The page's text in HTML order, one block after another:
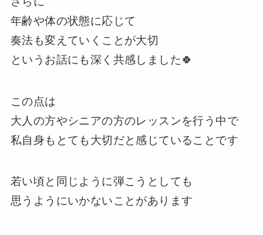
年齢や体の状態に応じて
奏法も変えていくことが大切
というお話にも深く共感しました🍀
この点は
大人の方やシニアの方のレッスンを行う中で
私自身もとても大切だと感じていることです
若い頃と同じように弾こうとしても
思うようにいかないことがあります